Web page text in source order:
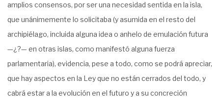
amplios consensos, por ser una necesidad sentida en la isla,
que unánimemente lo solicitaba (y asumida en el resto del
archipiélago, incluida alguna idea o anhelo de emulación futura
—¿?— en otras islas, como manifestó alguna fuerza
parlamentaria), evidencia, pese a todo, como se podrá apreciar,
que hay aspectos en la Ley que no están cerrados del todo, y
cabrá estar a la evolución en el futuro y a su concreción